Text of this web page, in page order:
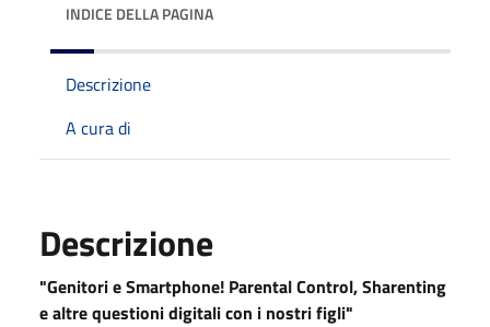
INDICE DELLA PAGINA
Descrizione
A cura di
Descrizione
"Genitori e Smartphone! Parental Control, Sharenting
e altre questioni digitali con i nostri figli"